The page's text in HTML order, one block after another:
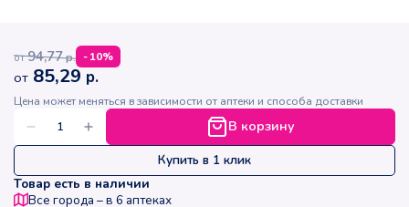
от 94,77р. -10%
от 85,29 р.
Цена может меняться в зависимости от аптеки и способа доставки
В корзину
Купить в 1 клик
Товар есть в наличии
Все города – в 6 аптеках